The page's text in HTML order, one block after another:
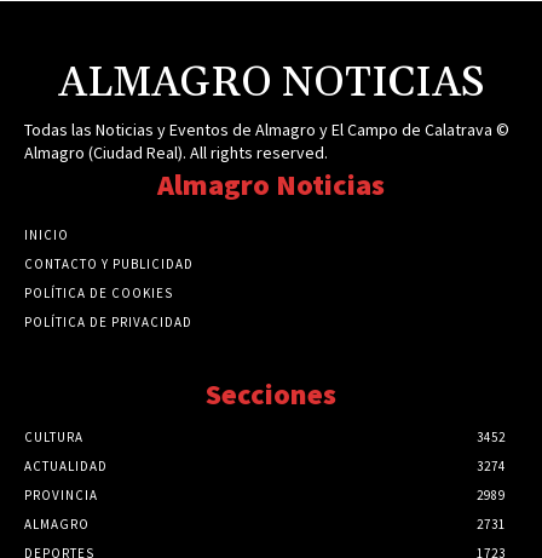
ALMAGRO NOTICIAS
Todas las Noticias y Eventos de Almagro y El Campo de Calatrava ©
Almagro (Ciudad Real). All rights reserved.
Almagro Noticias
INICIO
CONTACTO Y PUBLICIDAD
POLÍTICA DE COOKIES
POLÍTICA DE PRIVACIDAD
Secciones
CULTURA
3452
ACTUALIDAD
3274
PROVINCIA
2989
ALMAGRO
2731
DEPORTES
1723